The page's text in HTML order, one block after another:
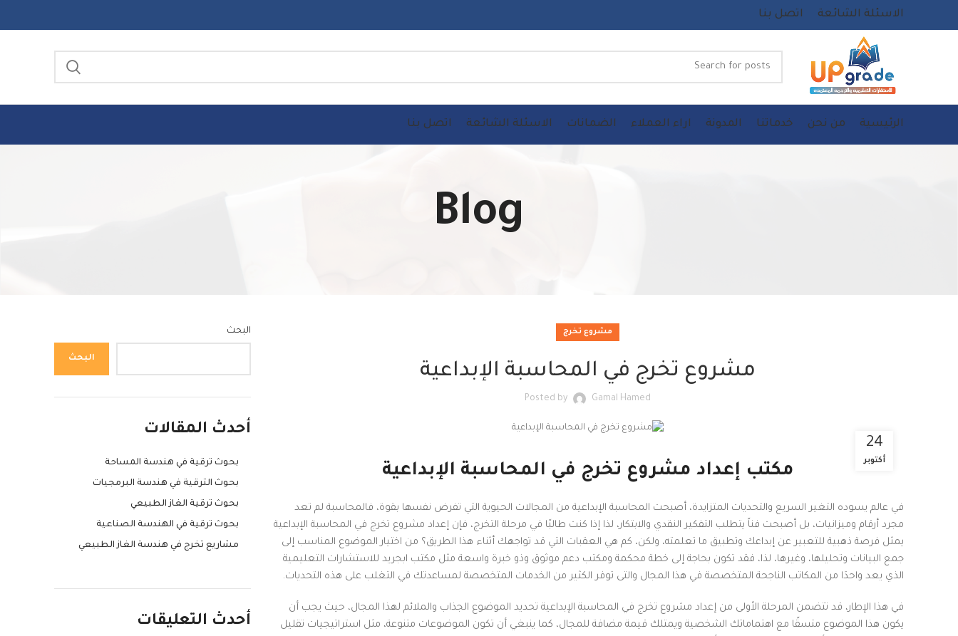
الاسئلة الشائعة اتصل بنا
الرئيسية من نحن خدماتنا المدونة اراء العملاء الضمانات الاسئلة الشائعة اتصل بنا
Blog
مشروع تخرج
مشروع تخرج في المحاسبة الإبداعية
Posted by Gamal Hamed
24
أكتوبر
مكتب إعداد مشروع تخرج في المحاسبة الإبداعية
في عالم يسوده التغير السريع والتحديات المتزايدة، أصبحت المحاسبة الإبداعية من المجالات الحيوية التي تفرض نفسها بقوة، فالمحاسبة لم تعد
مجرد أرقام وميزانيات، بل أصبحت فناً يتطلب التفكير النقدي والابتكار، لذا إذا كنت طالبًا في مرحلة التخرج، فإن إعداد مشروع تخرج في المحاسبة الإبداعية
يمثل فرصة ذهبية للتعبير عن إبداعك وتطبيق ما تعلمته، ولكن، كم هي العقبات التي قد تواجهك أثناء هذا الطريق؟ من اختيار الموضوع المناسب إلى
جمع البيانات وتحليلها، وغيرها، لذا، فقد تكون بحاجة إلى خطة محكمة ومكتب دعم موثوق وذو خبرة واسعة مثل مكتب ابجريد للاستشارات التعليمية
الذي يعد واحدَا من المكاتب الناجحة المتخصصة في هذا المجال والتى توفر الكثير من الخدمات المتخصصة لمساعدتك في التغلب على هذه التحديات.
في هذا الإطار، قد تتضمن المرحلة الأولى من إعداد مشروع تخرج في المحاسبة الإبداعية تحديد الموضوع الجذاب والملائم لهذا المجال، حيث يجب أن
يكون هذا الموضوع متسقًا مع اهتماماتك الشخصية ويمتلك قيمة مضافة للمجال، كما ينبغي أن تكون الموضوعات متنوعة، مثل استراتيجيات تقليل
البحث
البحث
أحدث المقالات
بحوث ترقية في هندسة المساحة
بحوث الترقية في هندسة البرمجيات
بحوث ترقية الغاز الطبيعي
بحوث ترقية في الهندسة الصناعية
مشاريع تخرج في هندسة الغاز الطبيعي
أحدث التعليقات